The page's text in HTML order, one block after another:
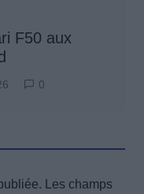
F50 aux
0
Les champs